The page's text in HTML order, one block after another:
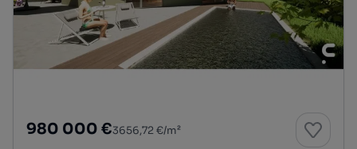
980 000 €3656,72 €/m²